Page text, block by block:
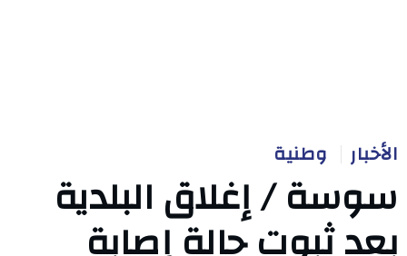
الأخبار وطنية
سوسة / إغلاق البلدية